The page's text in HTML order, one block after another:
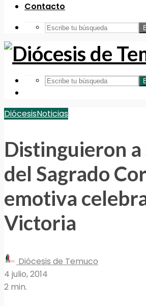
Contacto
DiócesisNoticias
Distinguieron a
del Sagrado
emotiva
Victoria
Diócesis de Temuco
4 julio, 2014
2 min.